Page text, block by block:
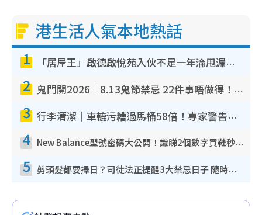
港生活人氣本地熱話
1 「居屋王」啟德啟悅苑入伙不足一年淪甩漏之王！插頭噴火花致大停電 多戶業主全屋家電報銷
2 鬼門開2026｜8.13鬼節禁忌 22件事唔做得！燒肉、刺身要少食？半夜勿吹口哨/打呢個電話
3 行李清潔｜車轆污糟過馬桶58倍！專家警告忌用酒精抹 教1招免污手除菌
4 New Balance型號密碼大公開！識睇2個數字買鞋秒知功能免中伏 附5大熱門鞋款
5 剪頭髮都要擇日？司徒法正提醒3大禁忌日子 隨時剪走財運！呢日剪髮恐「剪壽命」？